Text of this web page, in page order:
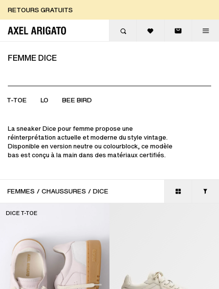
RETOURS GRATUITS
LIVRAISON EXPRESS GRATUITE
FEMME DICE
T-TOE LO BEE BIRD
La sneaker Dice pour femme propose une
réinterprétation actuelle et moderne du style vintage.
Disponible en version neutre ou colourblock, ce modèle
bas est conçu à la main dans des matériaux certifiés.
FEMMES / CHAUSSURES / DICE
DICE T-TOE